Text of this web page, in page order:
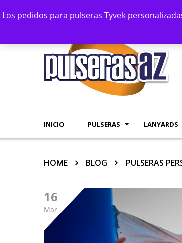
Los pedidos para pulseras Tyvek
¡Inicia sesión o regístrate!
INICIO PULSERAS LANYARDS
HOME BLOG PULSERAS
16
Mar